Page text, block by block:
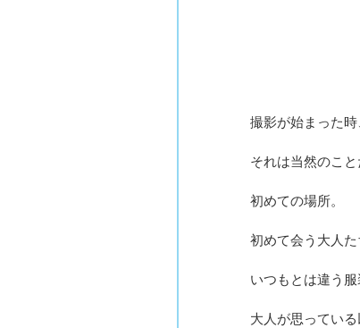
撮影が始まった時
それは当然のこと
初めての場所。
初めて会う大人た
いつもとは違う服
大人が思ってい